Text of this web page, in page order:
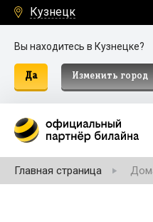
Кузнецк
Вы находитесь в Кузнецке?
Да Изменить город
Главная страница